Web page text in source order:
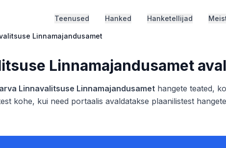
Teenused Hanked Hanketellijad
Linnamajandusamet
Linnamajandusamet
Linnavalitsuse Linnamajandusamet hangete teated,
kohe, kui need portaalis avaldatakse plaanilistest